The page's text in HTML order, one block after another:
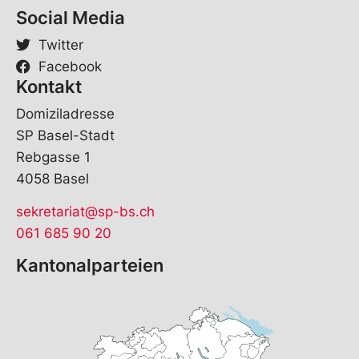
Social Media
Twitter
Facebook
Kontakt
Domiziladresse
SP Basel-Stadt
Rebgasse 1
4058 Basel
sekretariat@sp-bs.ch
061 685 90 20
Kantonalparteien